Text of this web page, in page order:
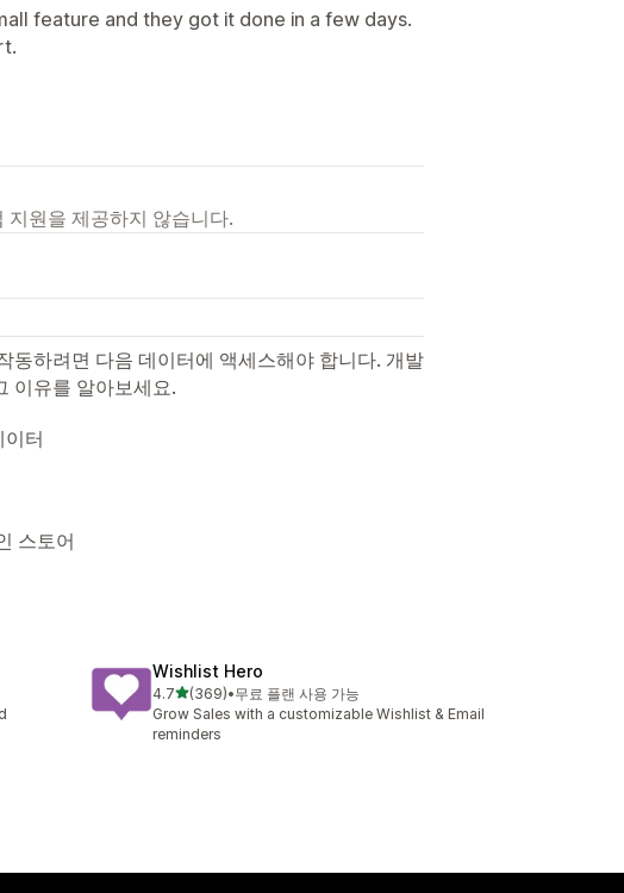
feature and they got it done in a few days.
원을 제공하지 않습니다.
동하려면 다음 데이터에 액세스해야 합니다. 개발
이유를 알아보세요.
터
스토어
Wishlist Hero
4.7별 5개 중
(369)
총 리뷰 369개
•무료 플랜 사용 가능
Grow Sales with a customizable Wishlist & Email
reminders